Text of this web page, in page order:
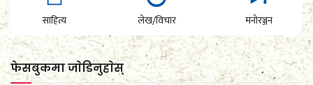
साहित्य लेख/विचार मनोरञ्जन
फेसबुकमा जाेडिनुहाेस्